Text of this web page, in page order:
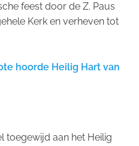
feest door de Z. Paus
Kerk en verheven tot
hoorde Heilig Hart van
toegewijd aan het Heilig